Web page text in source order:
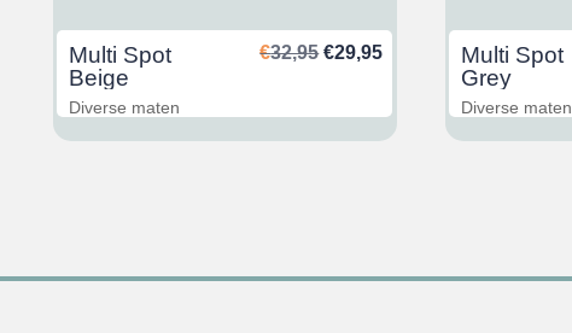
Multi Spot
Beige
€32,95 Oorspronkelijke
€32,95.
€29,95Huidige
€29,95.
Diverse maten
Multi Spot
Grey
Diverse maten